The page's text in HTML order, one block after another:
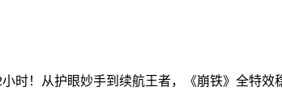
时！从护眼妙手到续航王者，《崩铁》全特效